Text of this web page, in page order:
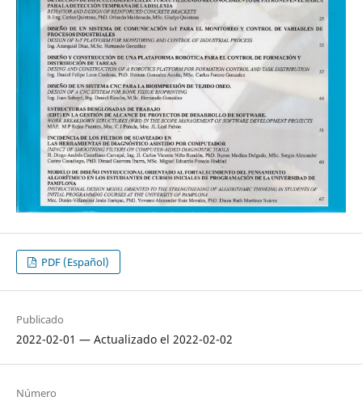
PDF (Español)
Publicado
2022-02-01 — Actualizado el 2022-02-02
Número